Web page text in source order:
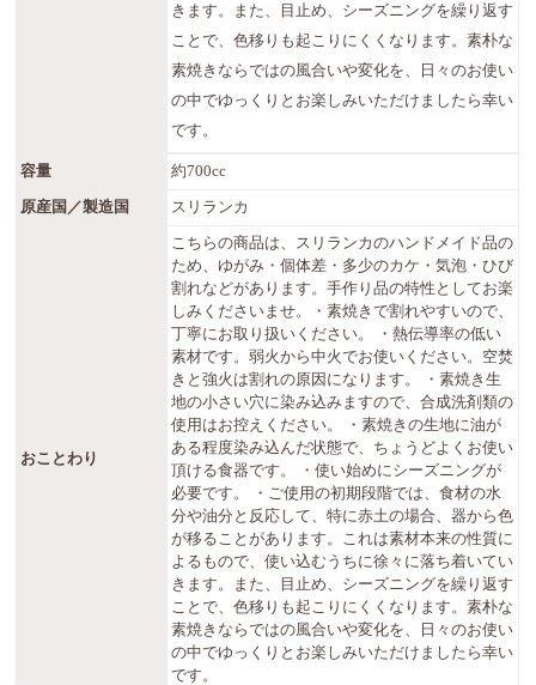
きます。また、目止め、シーズニングを繰り返す
ことで、色移りも起こりにくくなります。素朴な
素焼きならではの風合いや変化を、日々のお使い
の中でゆっくりとお楽しみいただけましたら幸い
です。
容量 約700cc
原産国／製造国 スリランカ
おことわり
こちらの商品は、スリランカのハンドメイド品の
ため、ゆがみ・個体差・多少のカケ・気泡・ひび
割れなどがあります。手作り品の特性としてお楽
しみくださいませ。・素焼きで割れやすいので、
丁寧にお取り扱いください。 ・熱伝導率の低い
素材です。弱火から中火でお使いください。空焚
きと強火は割れの原因になります。 ・素焼き生
地の小さい穴に染み込みますので、合成洗剤類の
使用はお控えください。 ・素焼きの生地に油が
ある程度染み込んだ状態で、ちょうどよくお使い
頂ける食器です。 ・使い始めにシーズニングが
必要です。 ・ご使用の初期段階では、食材の水
分や油分と反応して、特に赤土の場合、器から色
が移ることがあります。これは素材本来の性質に
よるもので、使い込むうちに徐々に落ち着いてい
きます。また、目止め、シーズニングを繰り返す
ことで、色移りも起こりにくくなります。素朴な
素焼きならではの風合いや変化を、日々のお使い
の中でゆっくりとお楽しみいただけましたら幸い
です。